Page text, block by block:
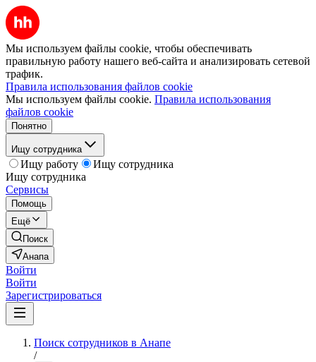
Мы используем файлы cookie, чтобы обеспечивать
правильную работу нашего веб-сайта и анализировать сетевой
трафик.
Правила использования файлов cookie
Мы используем файлы cookie. Правила использования
файлов cookie
Понятно
Ищу сотрудника
Ищу работу
Ищу сотрудника
Ищу сотрудника
Сервисы
Помощь
Ещё
Поиск
Анапа
Войти
Войти
Зарегистрироваться
Поиск сотрудников в Анапе
/